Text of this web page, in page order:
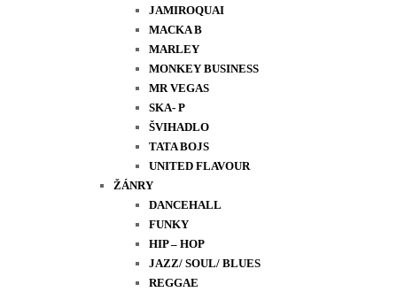
JAMIROQUAI
MACKA B
MARLEY
MONKEY BUSINESS
MR VEGAS
SKA- P
ŠVIHADLO
TATA BOJS
UNITED FLAVOUR
ŽÁNRY
DANCEHALL
FUNKY
HIP – HOP
JAZZ/ SOUL/ BLUES
REGGAE